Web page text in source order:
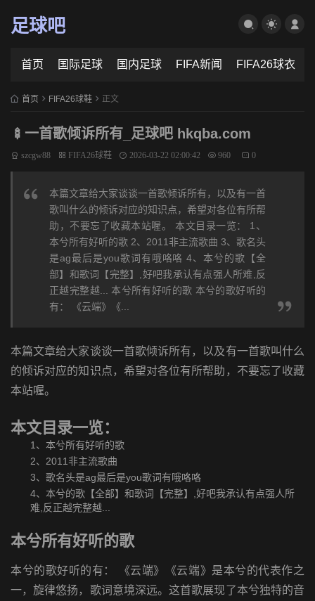
足球吧
首页 国际足球 国内足球 FIFA新闻 FIFA26球衣
首页 FIFA26球鞋 正文
🍢一首歌倾诉所有_足球吧 hkqba.com
szcgw88 FIFA26球鞋 2026-03-22 02:00:42 960 0
本篇文章给大家谈谈一首歌倾诉所有，以及有一首
歌叫什么的倾诉对应的知识点，希望对各位有所帮
助，不要忘了收藏本站喔。 本文目录一览： 1、
本兮所有好听的歌 2、2011非主流歌曲 3、歌名头
是ag最后是you歌词有哦咯咯 4、本兮的歌【全
部】和歌词【完整】,好吧我承认有点强人所难,反
正越完整越... 本兮所有好听的歌 本兮的歌好听的
有： 《云端》《...
本篇文章给大家谈谈一首歌倾诉所有，以及有一首歌叫什么
的倾诉对应的知识点，希望对各位有所帮助，不要忘了收藏
本站喔。
本文目录一览：
1、 本兮所有好听的歌
2、 2011非主流歌曲
3、 歌名头是ag最后是you歌词有哦咯咯
4、 本兮的歌【全部】和歌词【完整】,好吧我承认有点强人所
难,反正越完整越...
本兮所有好听的歌
本兮的歌好听的有： 《云端》《云端》是本兮的代表作之
一，旋律悠扬，歌词意境深远。这首歌展现了本兮独特的音